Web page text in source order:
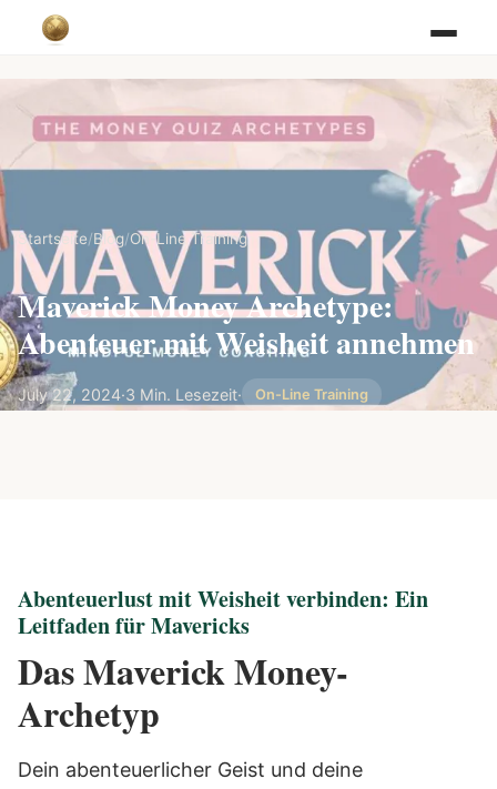
Startseite/Blog/On-Line Training
Maverick Money Archetype:
Abenteuer mit Weisheit annehmen
July 22, 2024·3 Min. Lesezeit· On-Line Training
Abenteuerlust mit Weisheit verbinden: Ein
Leitfaden für Mavericks
Das Maverick Money-
Archetyp
Dein abenteuerlicher Geist und deine